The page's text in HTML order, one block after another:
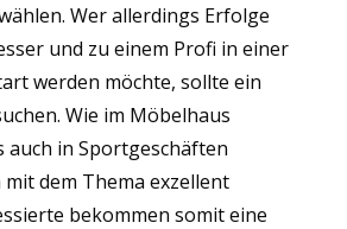
Wer allerdings Erfolge
und zu einem Profi in einer
werden möchte, sollte ein
Wie im Möbelhaus
auch in Sportgeschäften
mit dem Thema exzellent
bekommen somit eine